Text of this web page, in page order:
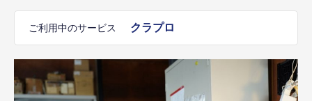
ご利用中のサービス クラプロ